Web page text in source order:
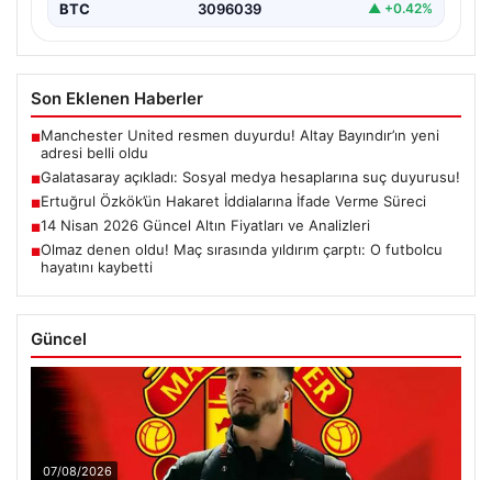
BTC 3096039 ▲ +0.42%
Son Eklenen Haberler
■Manchester United resmen duyurdu! Altay Bayındır’ın yeni
adresi belli oldu
■Galatasaray açıkladı: Sosyal medya hesaplarına suç duyurusu!
■Ertuğrul Özkök’ün Hakaret İddialarına İfade Verme Süreci
■14 Nisan 2026 Güncel Altın Fiyatları ve Analizleri
■Olmaz denen oldu! Maç sırasında yıldırım çarptı: O futbolcu
hayatını kaybetti
Güncel
07/08/2026